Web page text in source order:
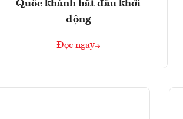
Quốc khánh bắt đầu khởi
động
Đọc ngay